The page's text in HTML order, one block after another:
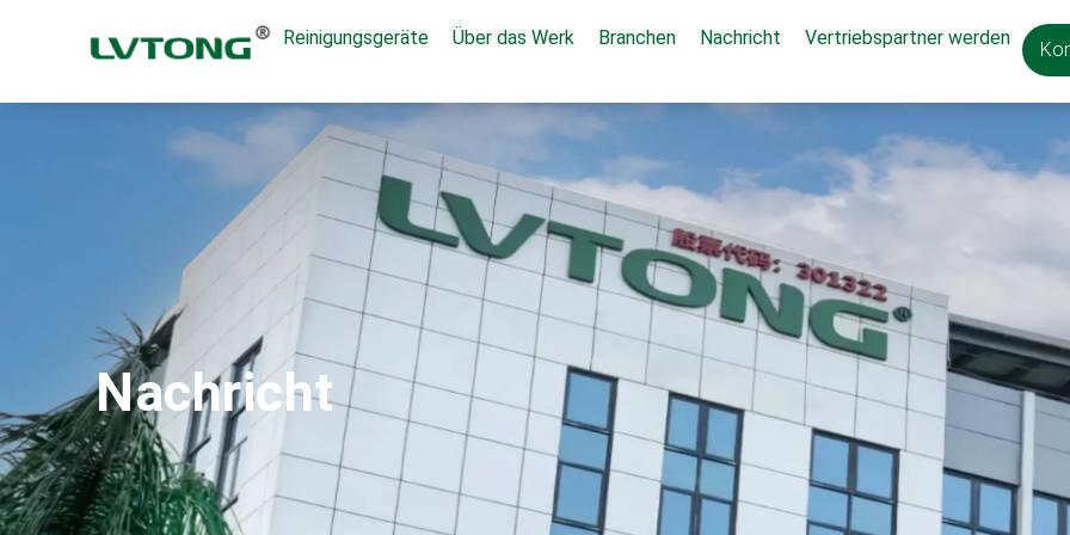
Reinigungsgeräte Über das Werk Branchen Nachricht Vertriebspartner werden
Nachricht